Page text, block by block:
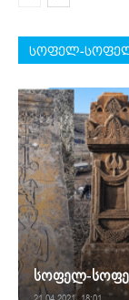
სოფელ-
სოფელ-